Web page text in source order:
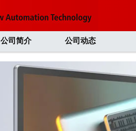
公司简介 公司动态